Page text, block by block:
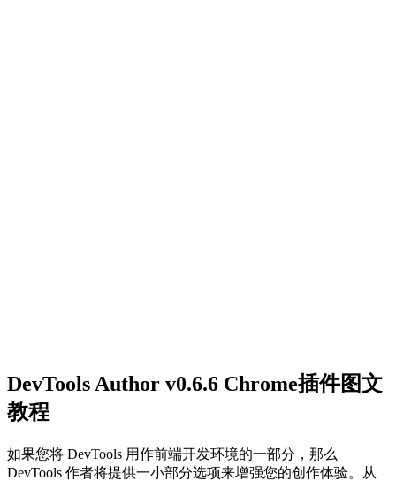
DevTools Author v0.6.6 Chrome插件图文
教程
如果您将 DevTools 用作前端开发环境的一部分，那么
DevTools 作者将提供一小部分选项来增强您的创作体验。从